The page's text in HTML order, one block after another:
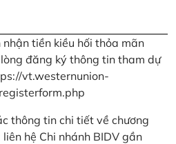
tiền kiều hối thỏa mãn
đăng ký thông tin tham dự
vt.westernunion-
thông tin chi tiết về chương
hệ Chi nhánh BIDV gần